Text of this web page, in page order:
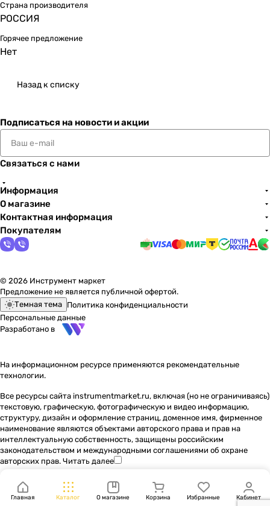
Страна производителя
РОССИЯ
Горячее предложение
Нет
Назад к списку
Подписаться на новости и акции
Связаться с нами
Информация
О магазине
Контактная информация
Покупателям
© 2026 Инструмент маркет
Предложение не является публичной офертой.
Темная тема Политика конфиденциальности
Персональные данные
Разработано в
На информационном ресурсе применяются рекомендательные
технологии.
Все ресурсы сайта instrumentmarket.ru, включая (но не ограничиваясь)
текстовую, графическую, фотографическую и видео информацию,
структуру, дизайн и оформление страниц, доменное имя, фирменное
наименование являются объектами авторского права и прав на
интеллектуальную собственность, защищены российским
законодательством и международными соглашениями об охране
авторских прав. Читать далее
Главная Каталог О магазине Корзина Избранные Кабинет